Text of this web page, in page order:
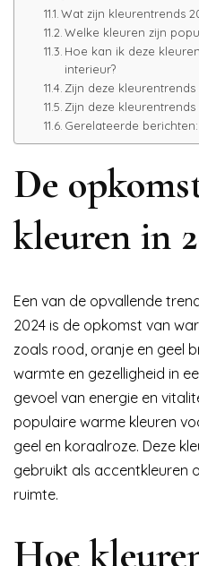
Wat zijn kleurentrends
Welke kleuren zijn
Hoe kan ik deze
interieur?
Zijn deze
Zijn deze kleurentrends
Gerelateerde berichten:
De
kleuren in
Een van de opvallende
2024 is de opkomst van
zoals rood, oranje en geel
warmte en gezelligheid in
gevoel van energie en
populaire warme kleuren
geel en koraalroze. Deze
gebruikt als accentkleuren
ruimte.
Hoe